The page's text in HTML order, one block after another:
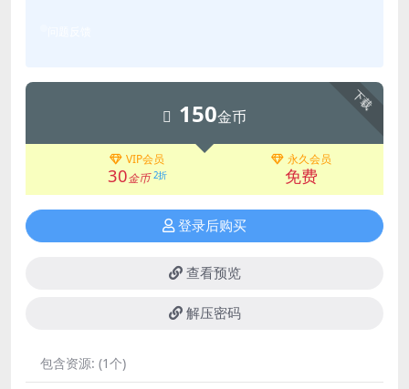
下载
150金币
VIP会员
30金币 2折
永久会员
免费
登录后购买
查看预览
解压密码
包含资源: (1个)